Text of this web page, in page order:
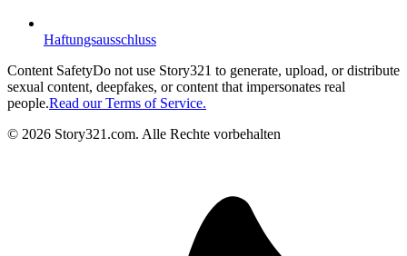
Haftungsausschluss
Content SafetyDo not use Story321 to generate, upload, or distribute
sexual content, deepfakes, or content that impersonates real
people.Read our Terms of Service.
© 2026 Story321.com. Alle Rechte vorbehalten